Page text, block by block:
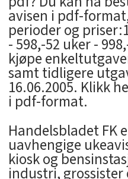
avisen i pdf-
perioder og
- 598,-52 uker -
kjøpe
samt tidligere
16.06.2005. Klikk
i pdf-format.
Handelsbladet FK
uavhengige
kiosk og
industri,